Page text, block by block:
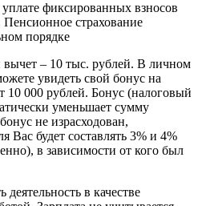
уплате фиксированных взносов
страхование
порядке
вычет – 10 тыс. рублей. В личном
увидеть свой бонус на
10 000 рублей. Бонус (налоговый
уменьшает сумму
не израсходован,
Вас будет составлять 3% и 4%
в зависимости от кого был
в качестве